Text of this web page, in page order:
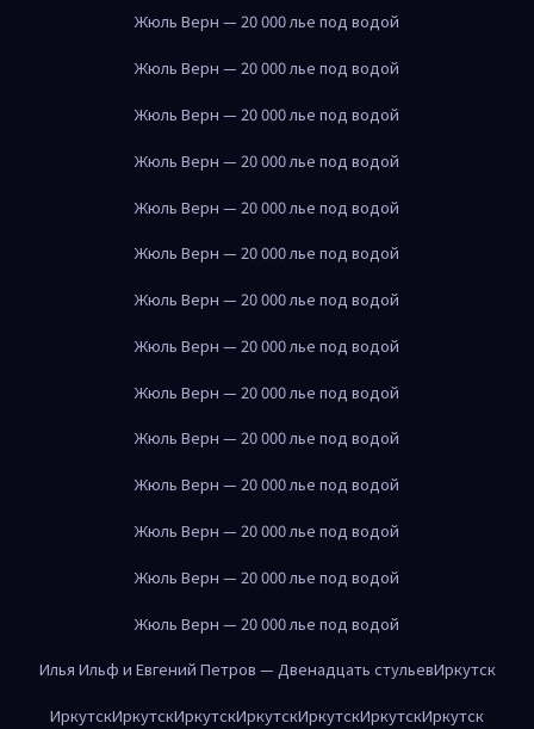
Жюль Верн — 20 000 лье под водой
Жюль Верн — 20 000 лье под водой
Жюль Верн — 20 000 лье под водой
Жюль Верн — 20 000 лье под водой
Жюль Верн — 20 000 лье под водой
Жюль Верн — 20 000 лье под водой
Жюль Верн — 20 000 лье под водой
Жюль Верн — 20 000 лье под водой
Жюль Верн — 20 000 лье под водой
Жюль Верн — 20 000 лье под водой
Жюль Верн — 20 000 лье под водой
Жюль Верн — 20 000 лье под водой
Жюль Верн — 20 000 лье под водой
Жюль Верн — 20 000 лье под водой
Илья Ильф и Евгений Петров — Двенадцать стульевИркутск
ИркутскИркутскИркутскИркутскИркутскИркутскИркутск